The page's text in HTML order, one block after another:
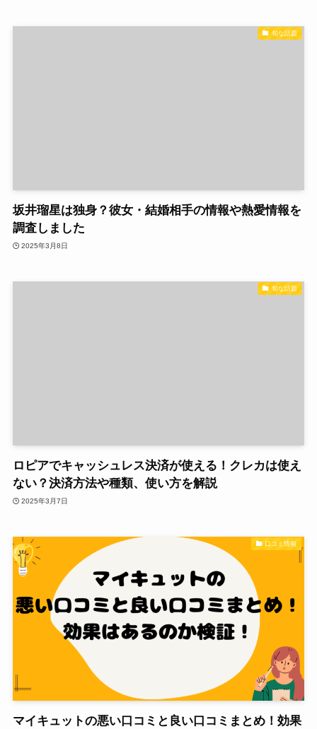
旬な話題
坂井瑠星は独身？彼女・結婚相手の情報や熱愛情報を
調査しました
2025年3月8日
旬な話題
ロピアでキャッシュレス決済が使える！クレカは使え
ない？決済方法や種類、使い方を解説
2025年3月7日
口コミ情報
マイキュットの悪い口コミと良い口コミまとめ！効果